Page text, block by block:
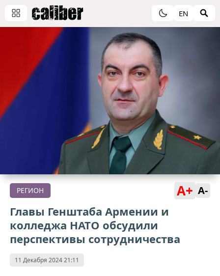
EN
РЕГИОН A+ A-
Главы Генштаба Армении и
колледжа НАТО обсудили
перспективы сотрудничества
11 Декабря 2024 21:11